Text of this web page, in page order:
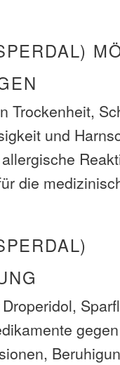
Trockenheit,
und
die